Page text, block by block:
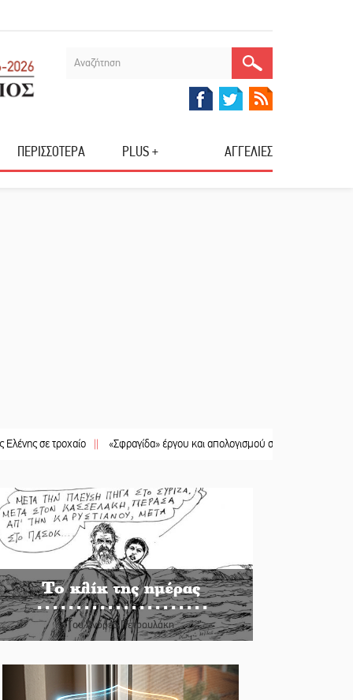
ΠΕΡΙΣΣΟΤΕΡΑ PLUS + ΑΓΓΕΛΙΕΣ
|| «Σφραγίδα» έργου και απολογισμού στο Παναρκαδικό από τον
Το κλίκ της ημέρας
Του Ανδρέα Πετρουλάκη